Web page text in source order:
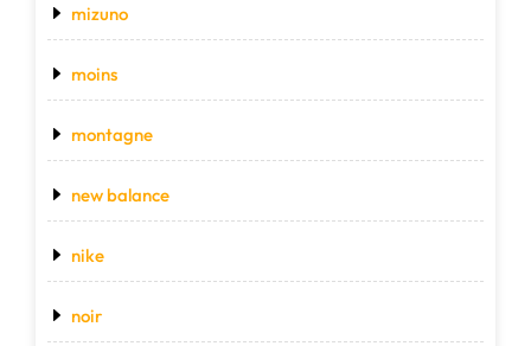
mizuno
moins
montagne
new balance
nike
noir